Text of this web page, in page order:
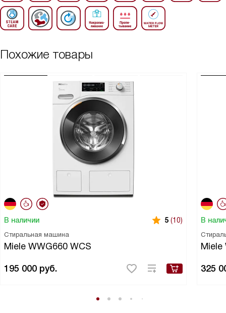
Похожие товары
В наличии 5 (10)
Стиральная машина
Miele WWG660 WCS
195 000 руб.
В
Miele
325